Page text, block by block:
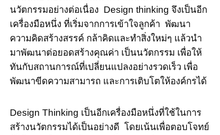
นวัตกรรมอย่างต่อเนื่อง Design thinking จึงเป็นอีก
เครื่องมือหนึ่ง ที่เริ่มจากการเข้าใจลูกค้า พัฒนา
ความคิดสร้างสรรค์ กล้าคิดและทำสิ่งใหม่ๆ แล้วนำ
มาพัฒนาต่อยอดสร้างคุณค่า เป็นนวัตกรรม เพื่อให้
ทันกับสถานการณ์ที่เปลี่ยนแปลงอย่างรวดเร็ว เพื่อ
พัฒนาขีดความสามารถ และการเติบโตให้องค์กรได้
Design Thinking เป็นอีกเครื่องมือหนึ่งที่ใช้ในการ
สร้างนวัตกรรมได้เป็นอย่างดี โดยเน้นเพื่อตอบโจทย์